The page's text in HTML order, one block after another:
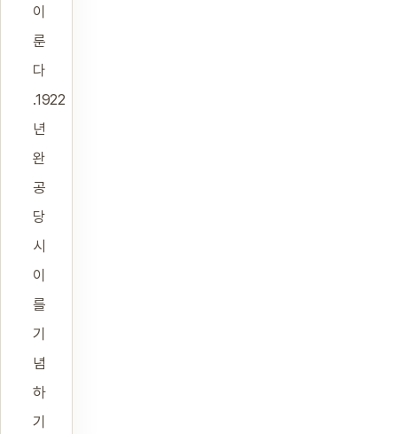
이
룬
다
.1922
년
완
공
당
시
이
를
기
념
하
기